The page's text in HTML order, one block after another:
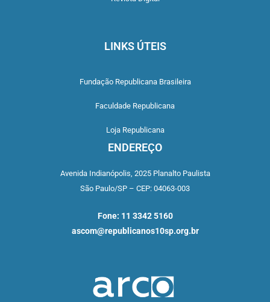
LINKS ÚTEIS
Fundação Republicana Brasileira
Faculdade Republicana
Loja Republicana
ENDEREÇO
Avenida Indianópolis, 2025 Planalto Paulista
São Paulo/SP – CEP: 04063-003
Fone: 11 3342 5160
ascom@republicanos10sp.org.br